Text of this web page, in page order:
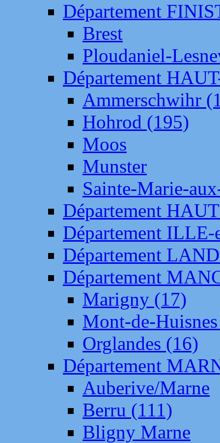
Département
Brest
Ploudaniel-
Département
Ammerschwihr
Hohrod (195)
Moos
Munster
Sainte-Marie-
Département
Département
Département
Département
Marigny (17)
Mont-de-
Orglandes (16)
Département
Auberive/Marne
Berru (111)
Bligny Marne